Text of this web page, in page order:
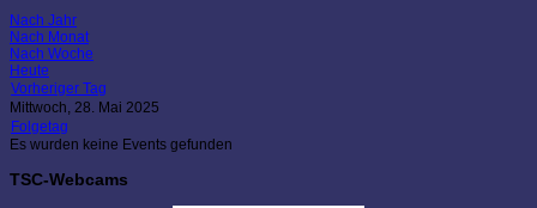
Nach Jahr
Nach Monat
Nach Woche
Heute
Vorheriger Tag
Mittwoch, 28. Mai 2025
Folgetag
Es wurden keine Events gefunden
TSC-Webcams